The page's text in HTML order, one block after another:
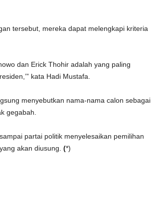
tersebut, mereka dapat melengkapi kriteria
dan Erick Thohir adalah yang paling
kata Hadi Mustafa.
menyebutkan nama-nama calon sebagai
gegabah.
partai politik menyelesaikan pemilihan
akan diusung. (*)